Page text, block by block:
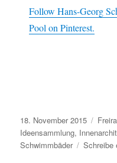
Follow Hans-Georg
Pool on Pinterest.
Veröffentlicht
am
18. November 2015
Ideensammlung,
Schwimmbäder
Schreibe